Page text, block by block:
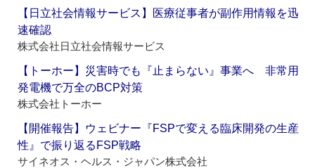
【日立社会情報サービス】医療従事者が副作用情報を迅
速確認
株式会社日立社会情報サービス
【トーホー】災害時でも『止まらない』事業へ 非常用
発電機で万全のBCP対策
株式会社トーホー
【開催報告】ウェビナー『FSPで変える臨床開発の生産
性』で振り返るFSP戦略
サイネオス・ヘルス・ジャパン株式会社